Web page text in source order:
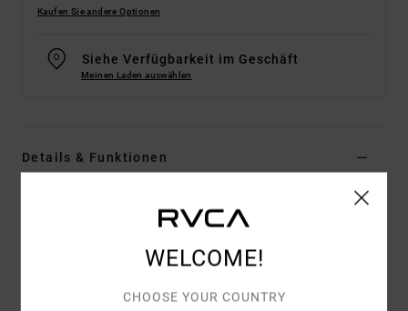
Kaufen Sie andere Optionen
Siehe Verfügbarkeit im Geschäft
Meinen Laden auswählen
Details & Funktionen
Farbcode cnw0
WELCOME!
CHOOSE YOUR COUNTRY